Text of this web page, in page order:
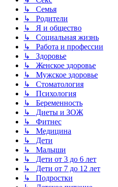
↳ Семья
↳ Родители
↳ Я и общество
↳ Социальная жизнь
↳ Работа и профессии
↳ Здоровье
↳ Женское здоровье
↳ Мужское здоровье
↳ Стоматология
↳ Психология
↳ Беременность
↳ Диеты и ЗОЖ
↳ Фитнес
↳ Медицина
↳ Дети
↳ Малыши
↳ Дети от 3 до 6 лет
↳ Дети от 7 до 12 лет
↳ Подростки